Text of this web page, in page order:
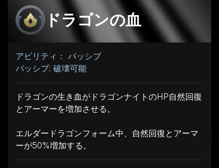
ドラゴンの血
アビリティ： パッシブ
パッシブ: 破壊可能
ドラゴンの生き血がドラゴンナイトのHP自然回復
とアーマーを増加させる。
エルダードラゴンフォーム中、自然回復とアーマ
ーが50%増加する。